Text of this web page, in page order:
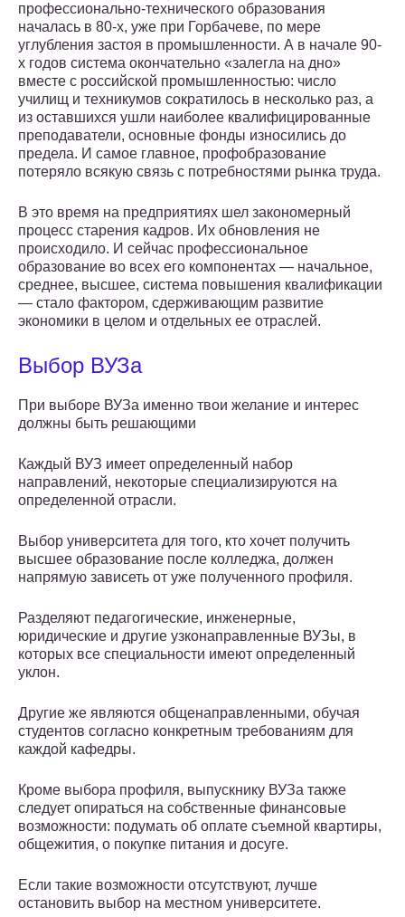
профессионально-технического образования
началась в 80-х, уже при Горбачеве, по мере
углубления застоя в промышленности. А в начале 90-
х годов система окончательно «залегла на дно»
вместе с российской промышленностью: число
училищ и техникумов сократилось в несколько раз, а
из оставшихся ушли наиболее квалифицированные
преподаватели, основные фонды износились до
предела. И самое главное, профобразование
потеряло всякую связь с потребностями рынка труда.
В это время на предприятиях шел закономерный
процесс старения кадров. Их обновления не
происходило. И сейчас профессиональное
образование во всех его компонентах — начальное,
среднее, высшее, система повышения квалификации
— стало фактором, сдерживающим развитие
экономики в целом и отдельных ее отраслей.
Выбор ВУЗа
При выборе ВУЗа именно твои желание и интерес
должны быть решающими
Каждый ВУЗ имеет определенный набор
направлений, некоторые специализируются на
определенной отрасли.
Выбор университета для того, кто хочет получить
высшее образование после колледжа, должен
напрямую зависеть от уже полученного профиля.
Разделяют педагогические, инженерные,
юридические и другие узконаправленные ВУЗы, в
которых все специальности имеют определенный
уклон.
Другие же являются общенаправленными, обучая
студентов согласно конкретным требованиям для
каждой кафедры.
Кроме выбора профиля, выпускнику ВУЗа также
следует опираться на собственные финансовые
возможности: подумать об оплате съемной квартиры,
общежития, о покупке питания и досуге.
Если такие возможности отсутствуют, лучше
остановить выбор на местном университете.